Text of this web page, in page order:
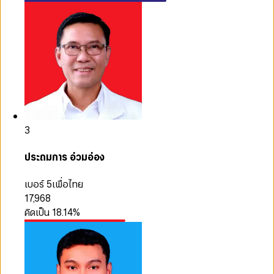
3
ประถมการ อ่วมอ่อง
เบอร์ 5เพื่อไทย
17,968
คิดเป็น 18.14%